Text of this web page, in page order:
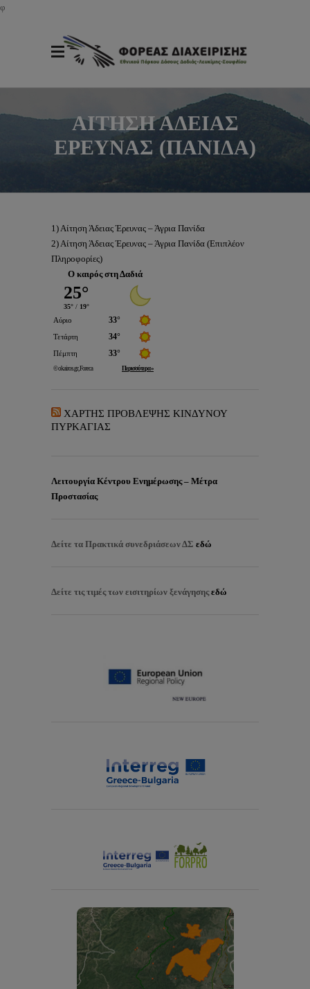
φ
ΑΙΤΗΣΗ ΑΔΕΙΑΣ
ΕΡΕΥΝΑΣ (ΠΑΝΙΔΑ)
1) Αίτηση Άδειας Έρευνας – Άγρια Πανίδα
2) Αίτηση Άδειας Έρευνας – Άγρια Πανίδα (Επιπλέον
Πληροφορίες)
Ο καιρός στη Δαδιά
ΧΑΡΤΗΣ ΠΡΟΒΛΕΨΗΣ ΚΙΝΔΥΝΟΥ
ΠΥΡΚΑΓΙΑΣ
Λειτουργία Κέντρου Ενημέρωσης – Μέτρα
Προστασίας
Δείτε τα Πρακτικά συνεδριάσεων ΔΣ εδώ
Δείτε τις τιμές των εισιτηρίων ξενάγησηςεδώ